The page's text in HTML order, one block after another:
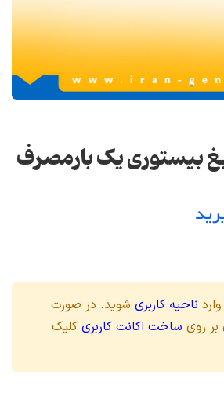
بیستوری یک بارمصرف
ناحیه کاربری شوید. در صورت
بر روی ساخت اکانت کاربری کلیک